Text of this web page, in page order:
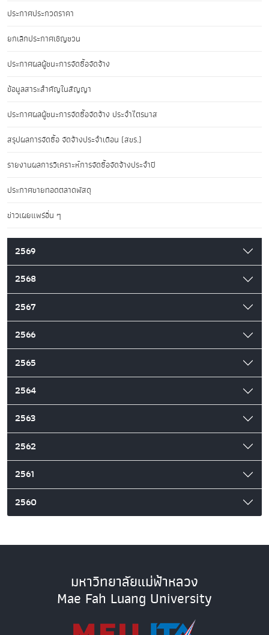
ประกาศประกวดราคา
ยกเลิกประกาศเชิญชวน
ประกาศผลผู้ชนะการจัดซื้อจัดจ้าง
ข้อมูลสาระสำคัญในสัญญา
ประกาศผลผู้ชนะการจัดซื้อจัดจ้าง ประจำไตรมาส
สรุปผลการจัดซื้อ จัดจ้างประจำเดือน (สขร.)
รายงานผลการวิเคราะห์การจัดซื้อจัดจ้างประจำปี
ประกาศขายทอดตลาดพัสดุ
ข่าวเผยแพร่อื่น ๆ
2569
2568
2567
2566
2565
2564
2563
2562
2561
2560
มหาวิทยาลัยแม่ฟ้าหลวง
Mae Fah Luang University